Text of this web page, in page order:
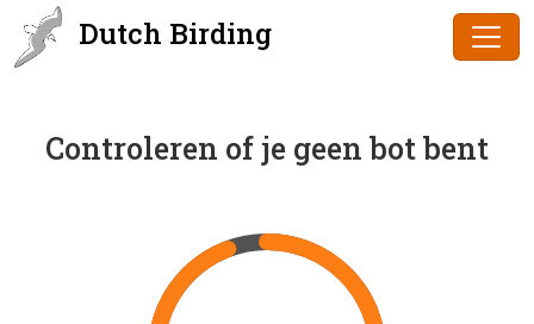
Dutch Birding
Controleren of je geen bot bent